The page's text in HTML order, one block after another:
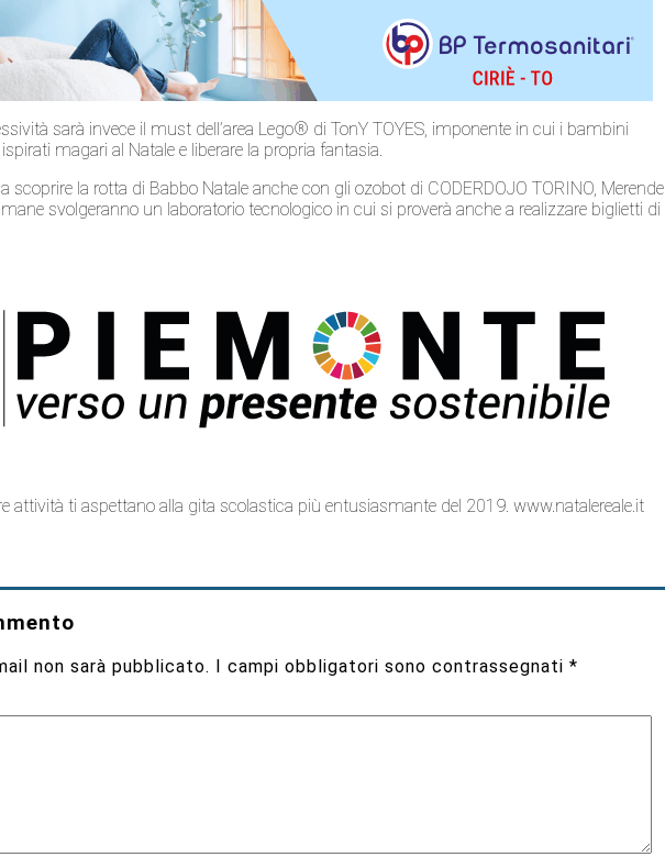
sarà invece il must dell’area Lego® di TonY TOYES, imponente in cui i bambini
magari al Natale e liberare la propria fantasia.
scoprire la rotta di Babbo Natale anche con gli ozobot di CODERDOJO TORINO, Merende
svolgeranno un laboratorio tecnologico in cui si proverà anche a realizzare biglietti di
attività ti aspettano alla gita scolastica più entusiasmante del 2019.www.natalereale.it
non sarà pubblicato. I campi obbligatori sono contrassegnati*